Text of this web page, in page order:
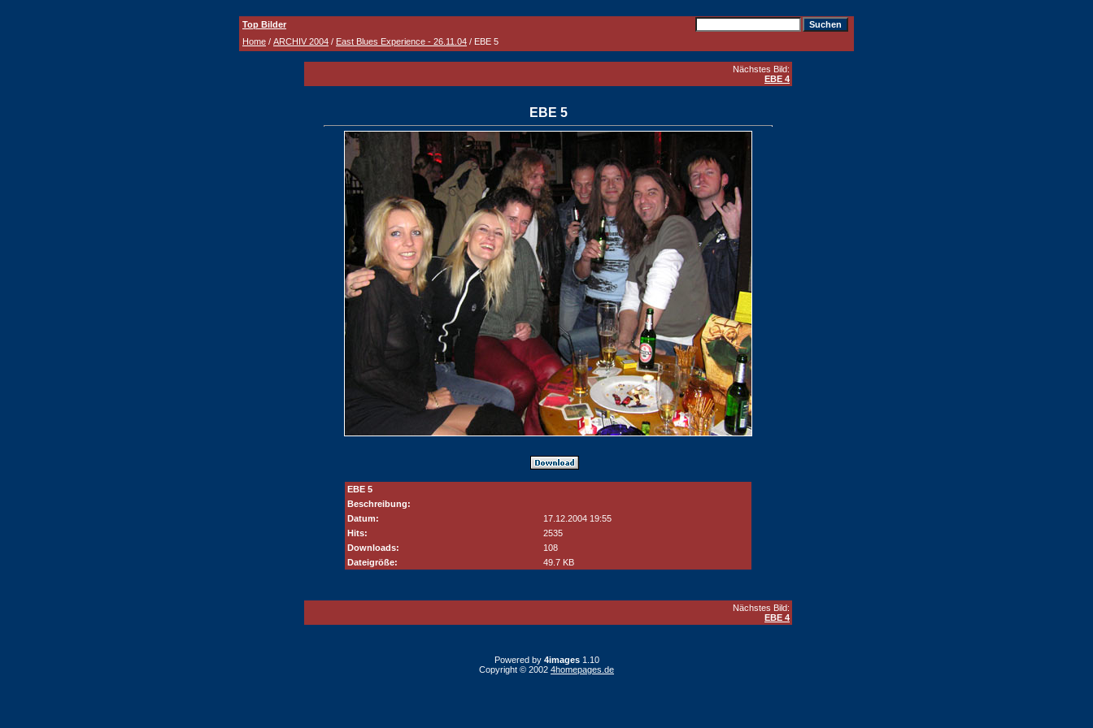
Top Bilder
Home / ARCHIV 2004 / East Blues Experience - 26.11.04 / EBE 5
Nächstes Bild:
EBE 4
EBE 5
EBE 5
Beschreibung:
Datum:
17.12.2004 19:55
Hits:
2535
Downloads:
108
Dateigröße:
49.7 KB
Nächstes Bild:
EBE 4
Powered by 4images1.10
Copyright © 2002 4homepages.de